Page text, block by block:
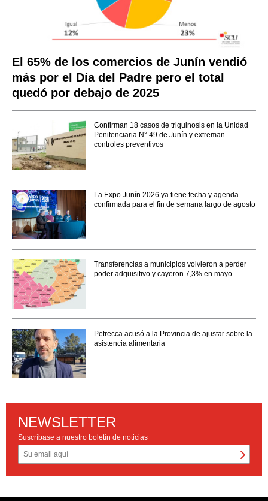
El 65% de los comercios de Junín vendió
más por el Día del Padre pero el total
quedó por debajo de 2025
Confirman 18 casos de triquinosis en la Unidad
Penitenciaria N° 49 de Junín y extreman
controles preventivos
La Expo Junín 2026 ya tiene fecha y agenda
confirmada para el fin de semana largo de agosto
Transferencias a municipios volvieron a perder
poder adquisitivo y cayeron 7,3% en mayo
Petrecca acusó a la Provincia de ajustar sobre la
asistencia alimentaria
NEWSLETTER
Suscríbase a nuestro boletín de noticias